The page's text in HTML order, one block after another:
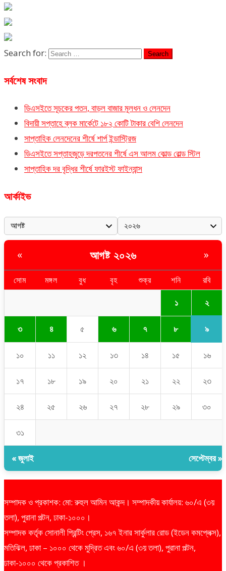
Search for:
সর্বশেষ সংবাদ
ডিএসইতে সূচকের পতন, বাড়ল বাজার মূলধন ও লেনদেন
বিদায়ী সপ্তাহে ব্লক মার্কেটে ১৮২ কোটি টাকার বেশি লেনদেন
সাপ্তাহিক লেনদেনের শীর্ষে শার্প ইন্ডাস্ট্রিজ
ডিএসইতে সপ্তাহজুড়ে দরপতনের শীর্ষে এস আলম কোল্ড রোল্ড স্টিল
সাপ্তাহিক দর বৃদ্ধির শীর্ষে ফারইস্ট ফাইন্যান্স
আর্কাইভ
« আগষ্ট ২০২৬ »
সোম মঙ্গল বুধ বৃহ শুক্র শনি রবি
১ ২
৩ ৪ ৫ ৬ ৭ ৮ ৯
১০ ১১ ১২ ১৩ ১৪ ১৫ ১৬
১৭ ১৮ ১৯ ২০ ২১ ২২ ২৩
২৪ ২৫ ২৬ ২৭ ২৮ ২৯ ৩০
৩১
« জুলাই সেপ্টেম্বর »
সম্পাদক ও প্রকাশক: মো: রুহুল আমিন আকন্দ। সম্পাদকীয় কার্যালয়: ৬০/এ (৩য়
তলা), পুরানা পল্টন, ঢাকা-১০০০।
সম্পাদক কর্তৃক সোনালী প্রিন্টিং প্রেস, ১৬৭ ইনার সার্কুলার রোড (ইডেন কমপ্লেক্স),
মতিঝিল, ঢাকা – ১০০০ থেকে মুদ্রিত এবং ৬০/এ (৩য় তলা), পুরানা পল্টন,
ঢাকা-১০০০ থেকে প্রকাশিত ।